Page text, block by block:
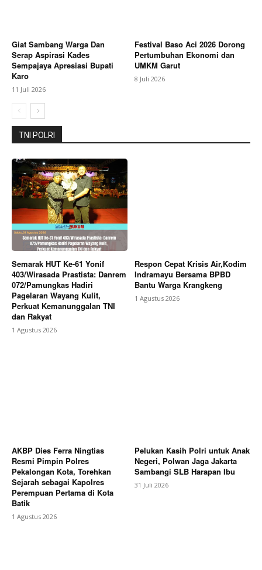
Company
About
Contact us
Subscription Plans
My account
Bagikan Artikel
Berita Lainnya Pengurus MUI Kabupaten Kepulauan
Rakerda 2026 Dibuka
Giat Sambang Warga Dan
Serap Aspirasi Kades
Sempajaya Apresiasi Bupati
Karo
11 Juli 2026
Festival Baso Aci 2026 Dorong
Pertumbuhan Ekonomi dan
UMKM Garut
8 Juli 2026
TNI POLRI
Semarak HUT Ke-61 Yonif
403/Wirasada Prastista: Danrem
072/Pamungkas Hadiri
Pagelaran Wayang Kulit,
Perkuat Kemanunggalan TNI
dan Rakyat
1 Agustus 2026
Respon Cepat Krisis Air,Kodim
Indramayu Bersama BPBD
Bantu Warga Krangkeng
1 Agustus 2026
AKBP Dies Ferra Ningtias
Resmi Pimpin Polres
Pekalongan Kota, Torehkan
Sejarah sebagai Kapolres
Perempuan Pertama di Kota
Batik
1 Agustus 2026
Pelukan Kasih Polri untuk Anak
Negeri, Polwan Jaga Jakarta
Sambangi SLB Harapan Ibu
31 Juli 2026